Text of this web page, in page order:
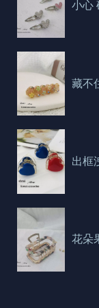
小心
藏不
出框
花朵